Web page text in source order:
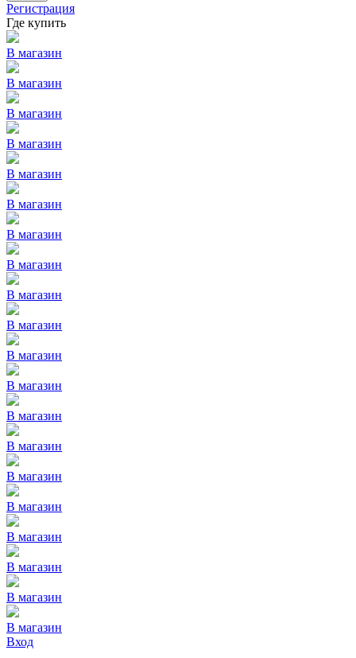
Регистрация
Где купить
В магазин
В магазин
В магазин
В магазин
В магазин
В магазин
В магазин
В магазин
В магазин
В магазин
В магазин
В магазин
В магазин
В магазин
В магазин
В магазин
В магазин
В магазин
В магазин
В магазин
Вход